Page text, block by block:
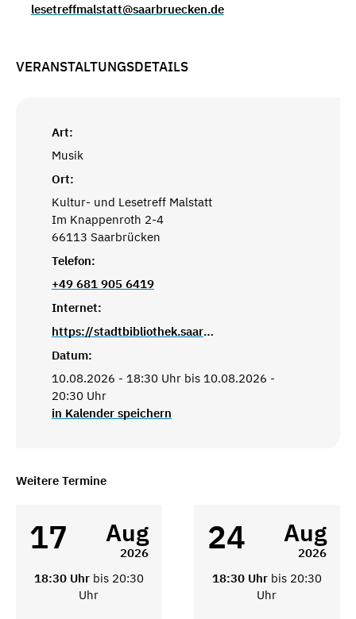
lesetreffmalstatt@saarbruecken.de
VERANSTALTUNGSDETAILS
Art:
Musik
Ort:
Kultur- und Lesetreff Malstatt
Im Knappenroth 2-4
66113 Saarbrücken
Telefon:
+49 681 905 6419
Internet:
https://stadtbibliothek.saarbruecken.de/standorte/kultur_und_lesetreffs/kultur_und_lesetreff_malstatt
Datum:
10.08.2026 - 18:30 Uhr bis 10.08.2026 -
20:30 Uhr
in Kalender speichern
Weitere Termine
17 Aug
2026
18:30 Uhr bis 20:30
Uhr
24 Aug
2026
18:30 Uhr bis 20:30
Uhr